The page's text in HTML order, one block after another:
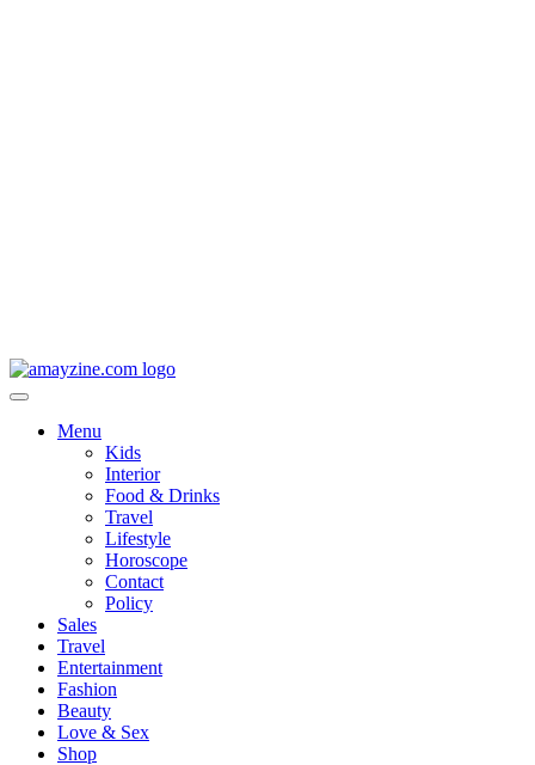
Menu
Kids
Interior
Food & Drinks
Travel
Lifestyle
Horoscope
Contact
Policy
Sales
Travel
Entertainment
Fashion
Beauty
Love & Sex
Shop